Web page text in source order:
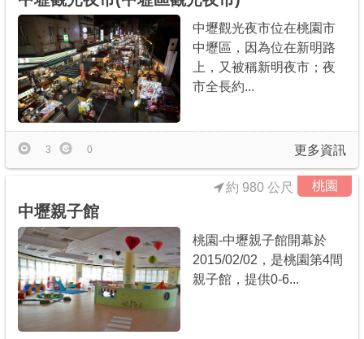
中壢觀光夜市位在桃園市
中壢區，因為位在新明路
上，又被稱新明夜市；夜
市全長約...
更多資訊
3 0
桃園
中壢親子館
約 980 公尺
桃園-中壢親子館開幕於
2015/02/02，是桃園第4間
親子館，提供0-6...